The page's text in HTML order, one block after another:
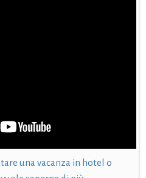
una vacanza in hotel o